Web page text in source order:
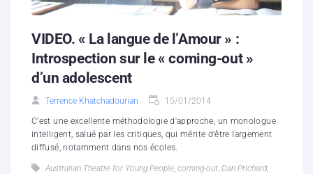
Hébergement solidaire
VIDEO. « La langue de l’Amour » :
Introspection sur le « coming-out »
d’un adolescent
Terrence Khatchadourian 15/01/2014
C'est une excellente méthodologie d'approche, un monologue
intelligent, salué par les critiques, qui mérite d'être largement
diffusé, notamment dans nos écoles.
Australian Theatre for Young People coming-out Dan Prichard,